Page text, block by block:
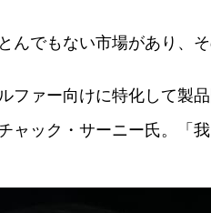
んでもない市場があり、
ファー向けに特化して
ャック・サーニー氏。「